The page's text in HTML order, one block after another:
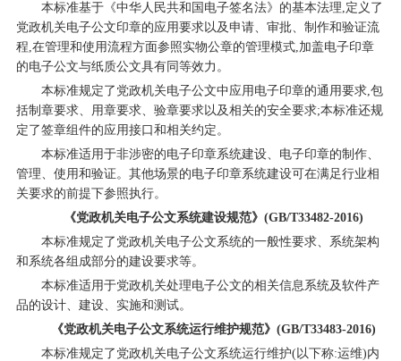
本标准基于《中华人民共和国电子签名法》的基本法理,定义了
党政机关电子公文印章的应用要求以及申请、审批、制作和验证流
程,在管理和使用流程方面参照实物公章的管理模式,加盖电子印章
的电子公文与纸质公文具有同等效力。
本标准规定了党政机关电子公文中应用电子印章的通用要求,包
括制章要求、用章要求、验章要求以及相关的安全要求;本标准还规
定了签章组件的应用接口和相关约定。
本标准适用于非涉密的电子印章系统建设、电子印章的制作、
管理、使用和验证。其他场景的电子印章系统建设可在满足行业相
关要求的前提下参照执行。
《党政机关电子公文系统建设规范》(GB/T33482-2016)
本标准规定了党政机关电子公文系统的一般性要求、系统架构
和系统各组成部分的建设要求等。
本标准适用于党政机关处理电子公文的相关信息系统及软件产
品的设计、建设、实施和测试。
《党政机关电子公文系统运行维护规范》(GB/T33483-2016)
本标准规定了党政机关电子公文系统运行维护(以下称:运维)内